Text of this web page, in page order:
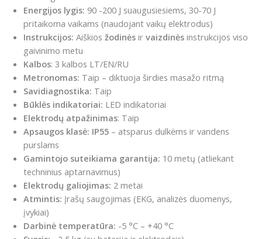
Energijos lygis: 90 -200 J suaugusiesiems, 30-70 J
pritaikoma vaikams (naudojant vaikų elektrodus)
Instrukcijos: Aiškios žodinės ir vaizdinės instrukcijos viso
gaivinimo metu
Kalbos: 3 kalbos LT/EN/RU
Metronomas: Taip – diktuoja širdies masažo ritmą
Savidiagnostika: Taip
Būklės indikatoriai: LED indikatoriai
Elektrodų atpažinimas: Taip
Apsaugos klasė: IP55 – atsparus dulkėms ir vandens
purslams
Gamintojo suteikiama garantija: 10 metų (atliekant
techninius aptarnavimus)
Elektrodų galiojimas: 2 metai
Atmintis: Įrašų saugojimas (EKG, analizės duomenys,
įvykiai)
Darbinė temperatūra: -5 °C – +40 °C